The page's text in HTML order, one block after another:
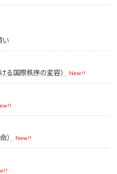
い
る国際秩序の変容）
New!!
）
New!!